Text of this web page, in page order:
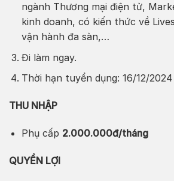
ngành Thương mại điện tử,
kinh doanh, có kiến thức về
vận hành đa sàn,…
Đi làm ngay.
Thời hạn tuyển dụng: 16/12/2024
THU NHẬP
Phụ cấp 2.000.000đ/tháng
QUYỀN LỢI